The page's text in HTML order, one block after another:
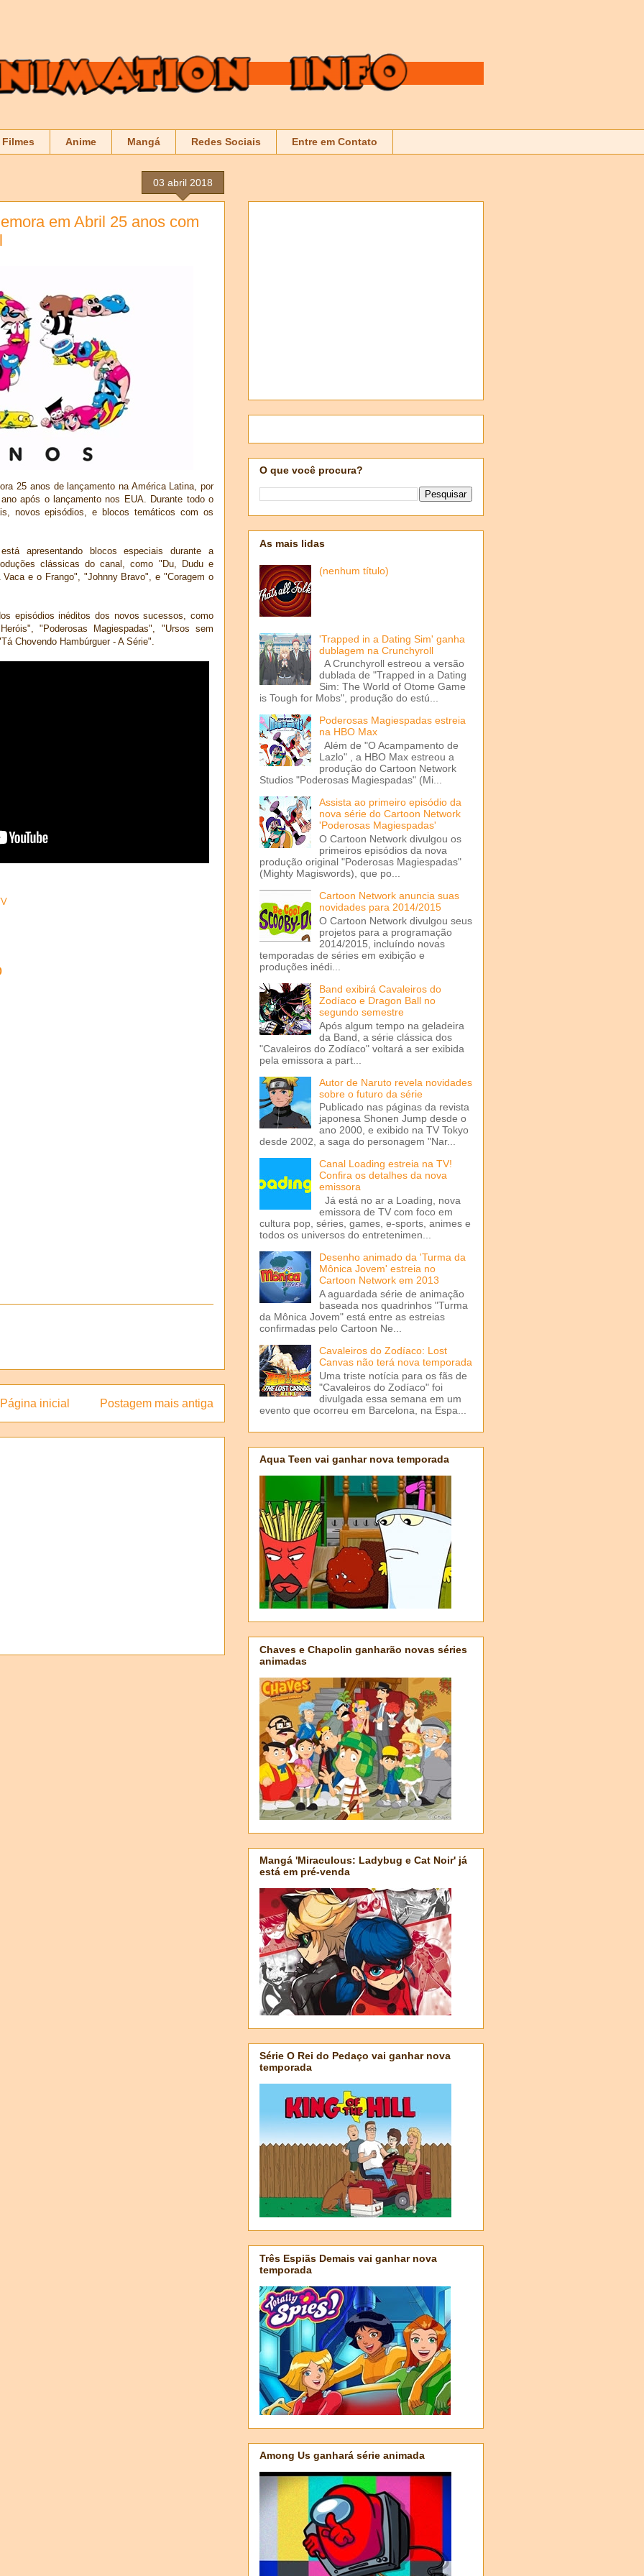
Filmes Anime Mangá Redes Sociais Entre em Contato
03 abril 2018
em Abril 25 anos com
25 anos de lançamento na América Latina, por
após o lançamento nos EUA. Durante todo o
novos episódios, e blocos temáticos com os
apresentando blocos especiais durante a
clássicas do canal, como "Du, Dudu e
e o Frango", "Johnny Bravo", e "Coragem o
episódios inéditos dos novos sucessos, como
"Poderosas Magiespadas", "Ursos sem
Chovendo Hambúrguer - A Série".
Postagem mais antiga
Página inicial
O que você procura?
As mais lidas
(nenhum título)
'Trapped in a Dating Sim' ganha
dublagem na Crunchyroll
A Crunchyroll estreou a versão
dublada de "Trapped in a Dating
Sim: The World of Otome Game
is Tough for Mobs", produção do estú...
Poderosas Magiespadas estreia
na HBO Max
Além de "O Acampamento de
Lazlo" , a HBO Max estreou a
produção do Cartoon Network
Studios "Poderosas Magiespadas" (Mi...
Assista ao primeiro episódio da
nova série do Cartoon Network
'Poderosas Magiespadas'
O Cartoon Network divulgou os
primeiros episódios da nova
produção original "Poderosas Magiespadas"
(Mighty Magiswords), que po...
Cartoon Network anuncia suas
novidades para 2014/2015
O Cartoon Network divulgou seus
projetos para a programação
2014/2015, incluíndo novas
temporadas de séries em exibição e
produções inédi...
Band exibirá Cavaleiros do
Zodíaco e Dragon Ball no
segundo semestre
Após algum tempo na geladeira
da Band, a série clássica dos
"Cavaleiros do Zodíaco" voltará a ser exibida
pela emissora a part...
Autor de Naruto revela novidades
sobre o futuro da série
Publicado nas páginas da revista
japonesa Shonen Jump desde o
ano 2000, e exibido na TV Tokyo
desde 2002, a saga do personagem "Nar...
Canal Loading estreia na TV!
Confira os detalhes da nova
emissora
Já está no ar a Loading, nova
emissora de TV com foco em
cultura pop, séries, games, e-sports, animes e
todos os universos do entretenimen...
Desenho animado da 'Turma da
Mônica Jovem' estreia no
Cartoon Network em 2013
A aguardada série de animação
baseada nos quadrinhos "Turma
da Mônica Jovem" está entre as estreias
confirmadas pelo Cartoon Ne...
Cavaleiros do Zodíaco: Lost
Canvas não terá nova temporada
Uma triste notícia para os fãs de
"Cavaleiros do Zodíaco" foi
divulgada essa semana em um
evento que ocorreu em Barcelona, na Espa...
Aqua Teen vai ganhar nova temporada
Chaves e Chapolin ganharão novas séries
animadas
Mangá 'Miraculous: Ladybug e Cat Noir' já
está em pré-venda
Série O Rei do Pedaço vai ganhar nova
temporada
Três Espiãs Demais vai ganhar nova
temporada
Among Us ganhará série animada